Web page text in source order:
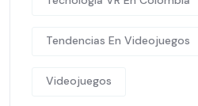
Tendencias En Videojuegos
Videojuegos